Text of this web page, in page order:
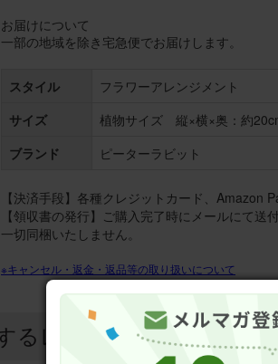
お届けについて
一部の地域を除き宅急便でお届けします。
スタイル
フラワーアレンジメント
サイズ
植物サイズ 縦×横×奥：約
ブランド
ピーターラビット
【決済手段】各種クレジットカード、Amazon
【領収書の発行】ご購入完了時にメールにて
一切同梱いたしません。
※キャンセル・返金・返品等の取り扱いについて
るレビュー